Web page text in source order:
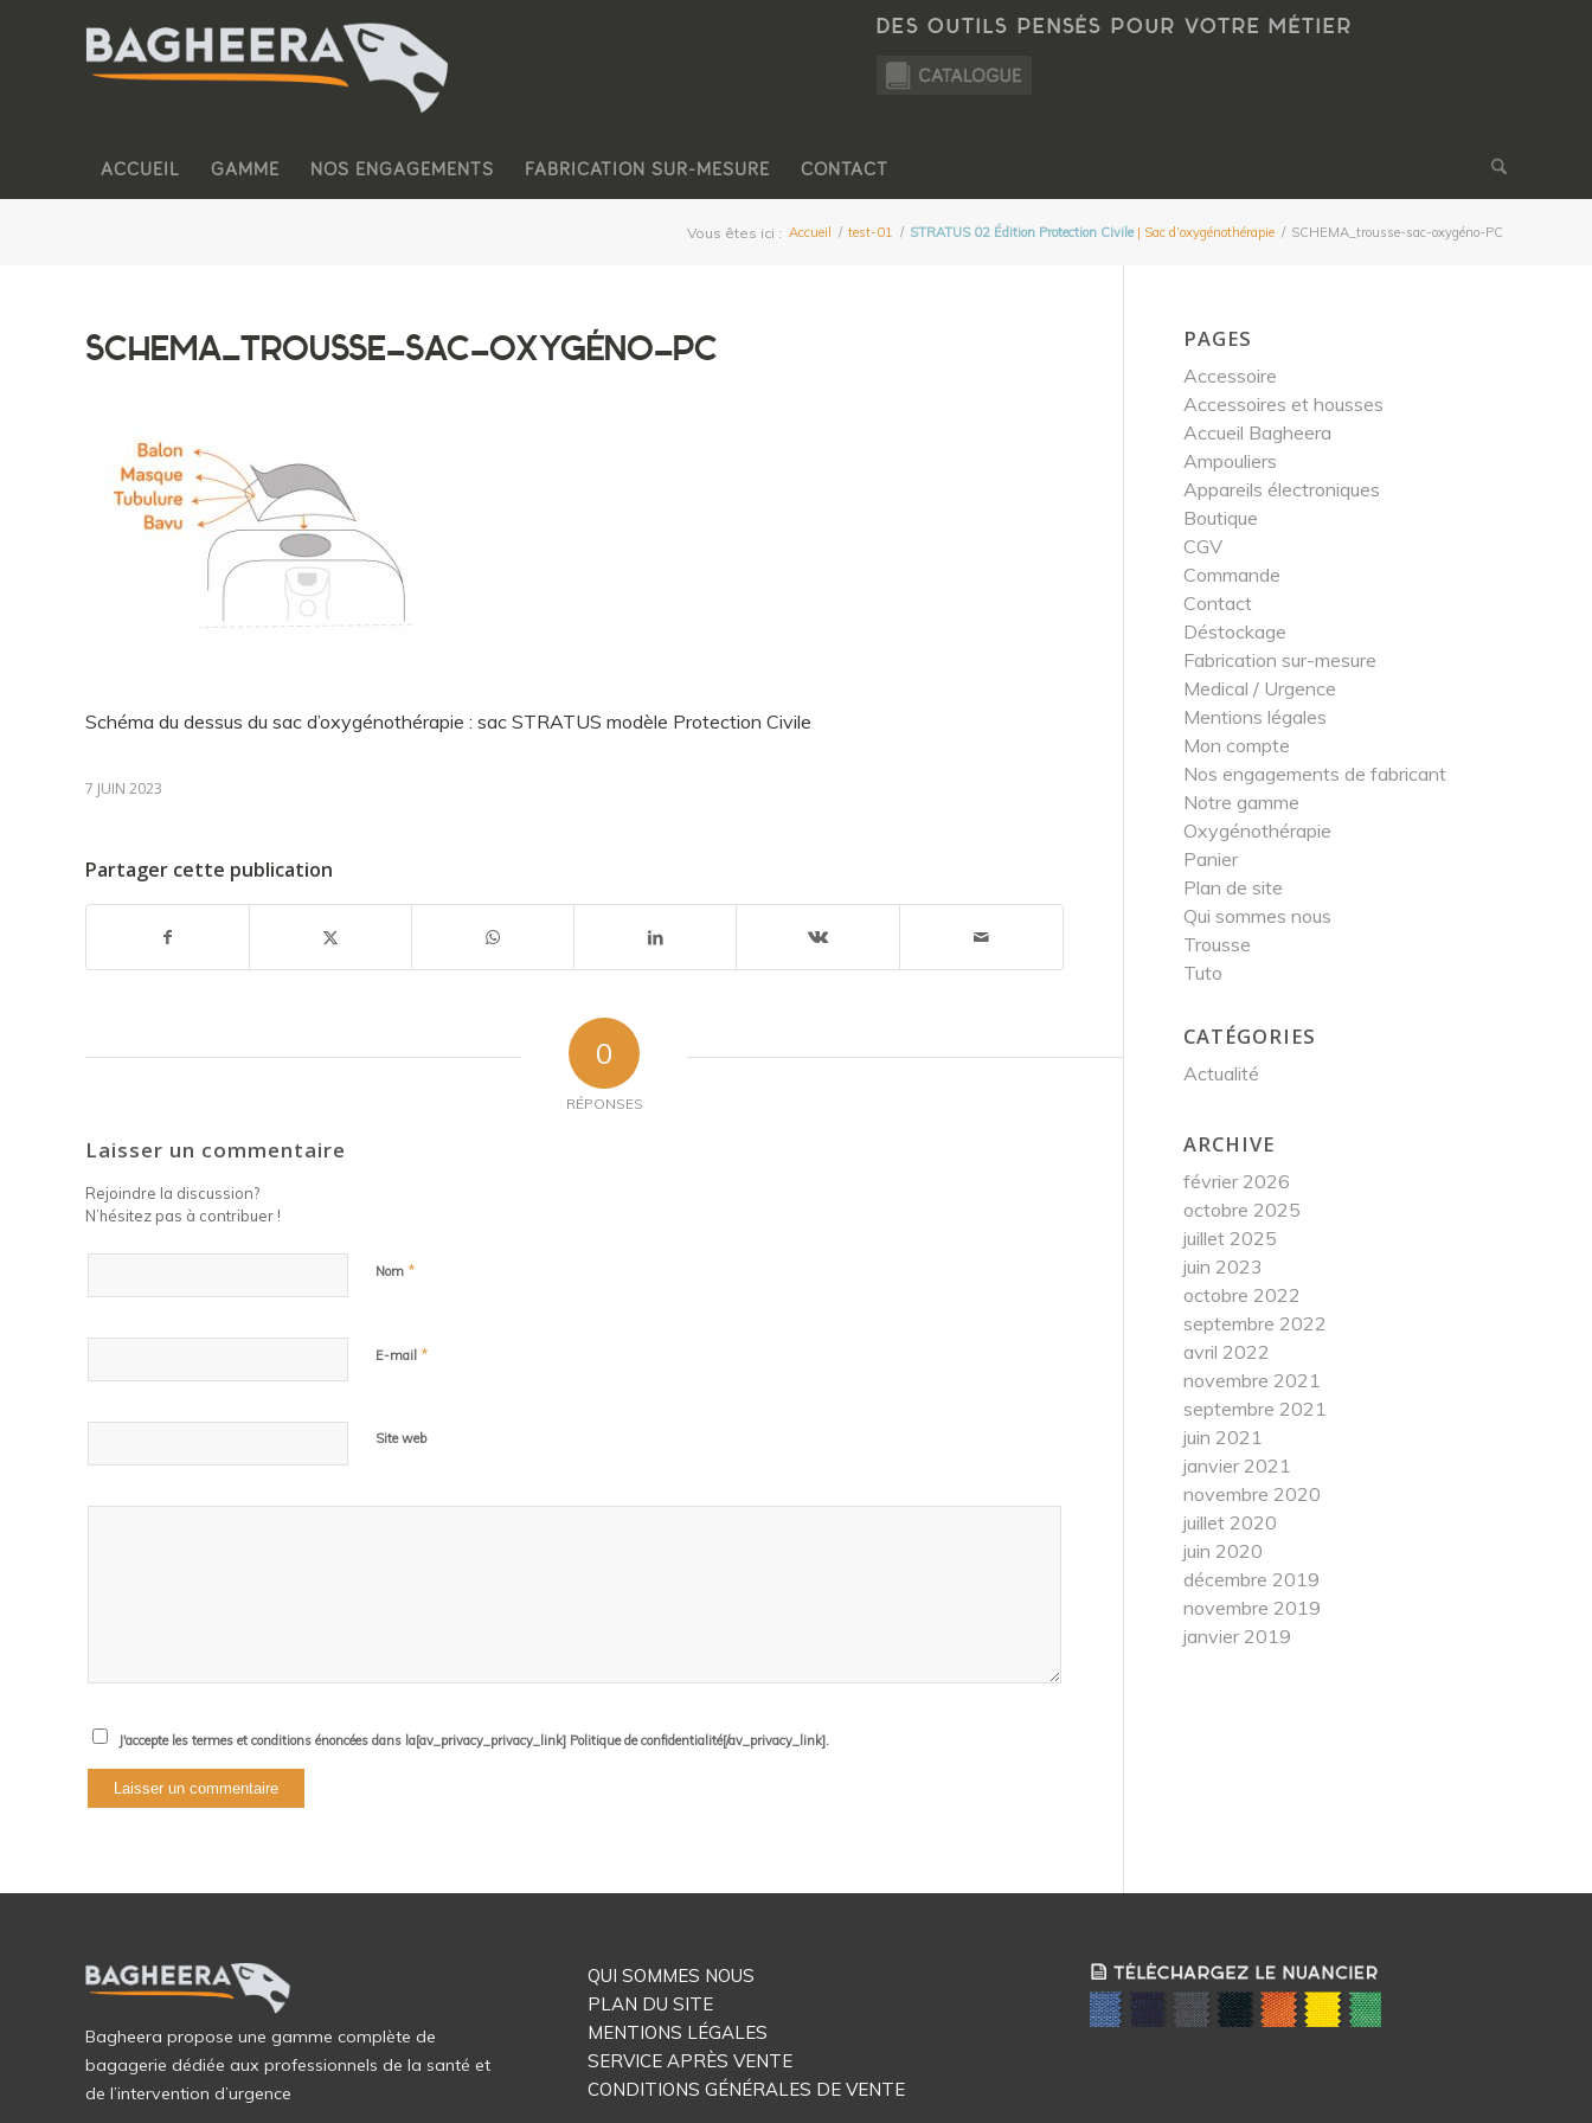
DES OUTILS PENSÉS POUR VOTRE MÉTIER
ACCUEIL GAMME NOS ENGAGEMENTS FABRICATION SUR-MESURE CONTACT
Vous êtes ici : Accueil / test-01 / STRATUS 02 Édition Protection Civile | Sac d’oxygénothérapie / SCHEMA_trousse-sac-oxygéno-PC
SCHEMA_TROUSSE-SAC-OXYGÉNO-PC
Schéma du dessus du sac d’oxygénothérapie : sac STRATUS modèle Protection Civile
7 JUIN 2023
Partager cette publication
0
RÉPONSES
Laisser un commentaire
Rejoindre la discussion?
N’hésitez pas à contribuer !
Nom *
E-mail *
Site web
J'accepte les termes et conditions énoncées dans la[av_privacy_privacy_link] Politique de confidentialité[/av_privacy_link].
PAGES
Accessoire
Accessoires et housses
Accueil Bagheera
Ampouliers
Appareils électroniques
Boutique
CGV
Commande
Contact
Déstockage
Fabrication sur-mesure
Medical / Urgence
Mentions légales
Mon compte
Nos engagements de fabricant
Notre gamme
Oxygénothérapie
Panier
Plan de site
Qui sommes nous
Trousse
Tuto
CATÉGORIES
Actualité
ARCHIVE
février 2026
octobre 2025
juillet 2025
juin 2023
octobre 2022
septembre 2022
avril 2022
novembre 2021
septembre 2021
juin 2021
janvier 2021
novembre 2020
juillet 2020
juin 2020
décembre 2019
novembre 2019
janvier 2019
Bagheera propose une gamme complète de
bagagerie dédiée aux professionnels de la santé et
de l’intervention d’urgence
QUI SOMMES NOUS
PLAN DU SITE
MENTIONS LÉGALES
SERVICE APRÈS VENTE
CONDITIONS GÉNÉRALES DE VENTE